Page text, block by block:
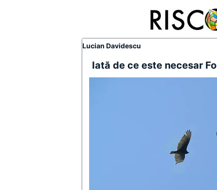
Lucian Davidescu
Iată de ce este necesar